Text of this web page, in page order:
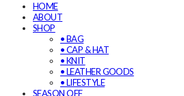
HOME
ABOUT
SHOP
• BAG
• CAP & HAT
• KNIT
• LEATHER GOODS
• LIFESTYLE
SEASON OFF